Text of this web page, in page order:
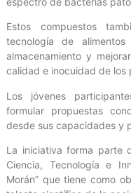
Estos compuestos
tecnología de
almacenamiento y
calidad e inocuidad de los
Los jóvenes
formular propuestas
desde sus capacidades y
La iniciativa forma parte
Ciencia, Tecnología e
Morán” que tiene como